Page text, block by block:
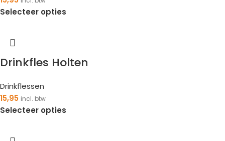
Selecteer opties
Drinkfles Holten
Drinkflessen
15,95 incl. btw
Selecteer opties